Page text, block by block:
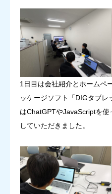
1日目は会社紹介とホームペ
ッケージソフト「DIGタブレ
はChatGPTやJavaScriptを
していただきました。